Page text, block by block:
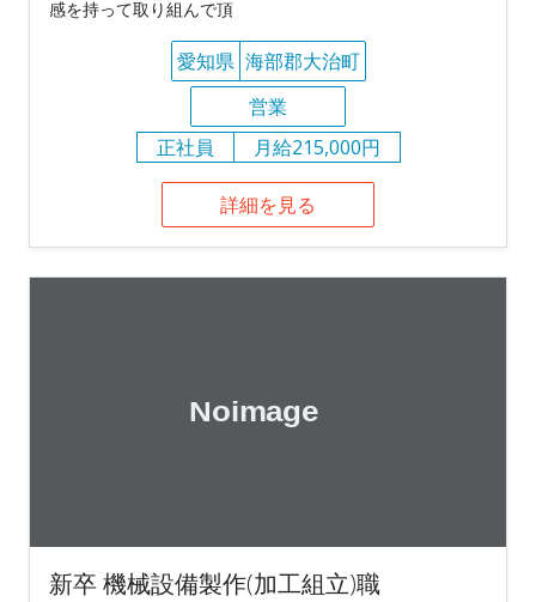
感を持って取り組んで頂
愛知県 海部郡大治町
営業
正社員
月給215,000円
詳細を見る
新卒 機械設備製作(加工組立)職